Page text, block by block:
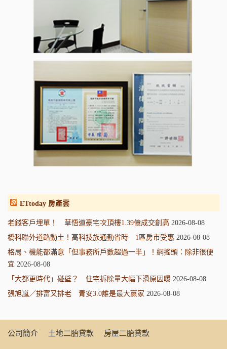
ETtoday 房產雲
老錢客戶埋單！ 草悟道豪宅次頂樓1.39億成交創高 2026-08-08
橋科聯外道路動土！高科技族通勤省時 1區房市受惠 2026-08-08
格局、機能都滿意「但事務所戶數超過一半」！網搖頭：除非很便
宜 2026-08-08
「大都更時代」碰壁？ 住宅拆除量大幅下滑原因曝 2026-08-08
張旭嵐／排富又排老 青安3.0誰是最大贏家 2026-08-08
公司簡介 土地二胎貸款 房屋二胎貸款